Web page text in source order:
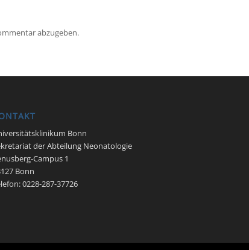
abzugeben.
Bonn
der Abteilung Neonatologie
Campus 1
Bonn
0228-287-37726